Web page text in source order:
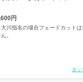
円
川指名の場合フェードカットは
。
タッ